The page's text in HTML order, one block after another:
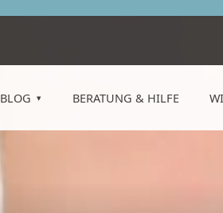
BLOG BERATUNG & HILFE